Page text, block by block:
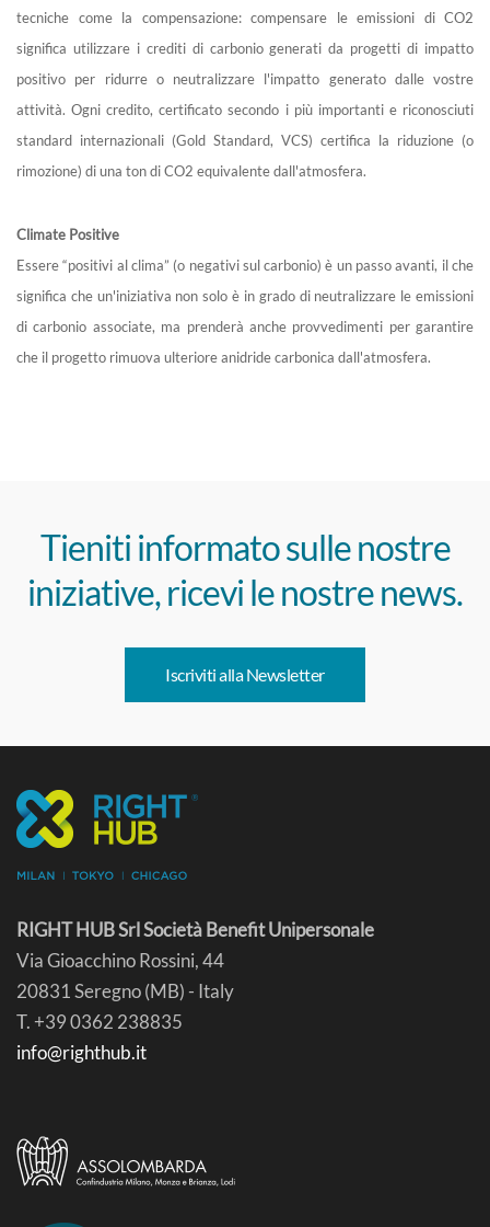
tecniche come la compensazione: compensare le emissioni di CO2
significa utilizzare i crediti di carbonio generati da progetti di impatto
positivo per ridurre o neutralizzare l'impatto generato dalle vostre
attività. Ogni credito, certificato secondo i più importanti e riconosciuti
standard internazionali (Gold Standard, VCS) certifica la riduzione (o
rimozione) di una ton di CO2 equivalente dall'atmosfera.
Climate Positive
Essere “positivi al clima” (o negativi sul carbonio) è un passo avanti, il che
significa che un'iniziativa non solo è in grado di neutralizzare le emissioni
di carbonio associate, ma prenderà anche provvedimenti per garantire
che il progetto rimuova ulteriore anidride carbonica dall'atmosfera.
Tieniti informato sulle nostre
iniziative, ricevi le nostre news.
Iscriviti alla Newsletter
RIGHT HUB Srl Società Benefit Unipersonale
Via Gioacchino Rossini, 44
20831 Seregno (MB) - Italy
T. +39 0362 238835
info@righthub.it